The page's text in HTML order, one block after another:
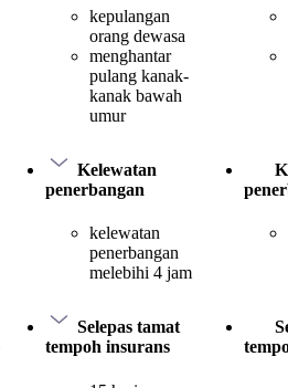
kepulangan
orang dewasa
menghantar
pulang kanak-
kanak bawah
umur
Kelewatan
penerbangan
kelewatan
penerbangan
melebihi 4 jam
Selepas tamat
tempoh insurans